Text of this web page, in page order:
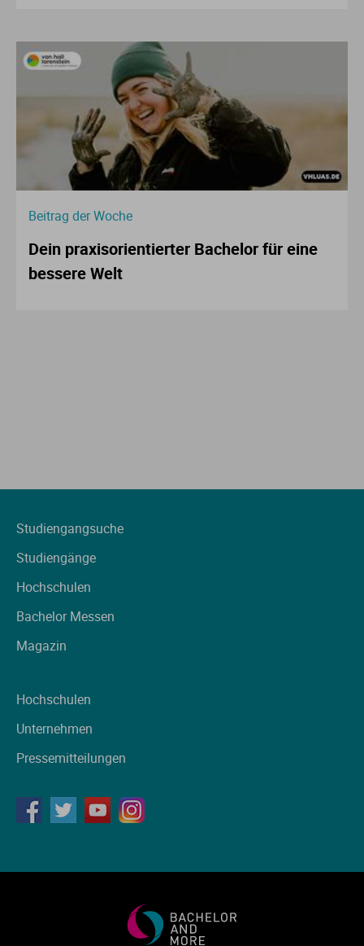
Beitrag der Woche
Dein praxisorientierter Bachelor für eine
bessere Welt
Studiengangsuche
Studiengänge
Hochschulen
Bachelor Messen
Magazin
Hochschulen
Unternehmen
Pressemitteilungen